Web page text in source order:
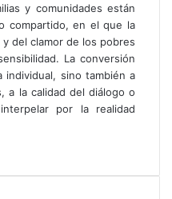
y comunidades están
compartido, en el que la
del clamor de los pobres
La conversión
individual, sino también a
a la calidad del diálogo o
por la realidad